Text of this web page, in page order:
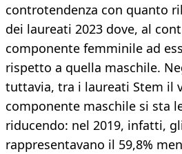
controtendenza con quanto
dei laureati 2023 dove, al
componente femminile ad
rispetto a quella maschile.
tuttavia, tra i laureati Stem il
componente maschile si sta
riducendo: nel 2019, infatti,
rappresentavano il 59,8%